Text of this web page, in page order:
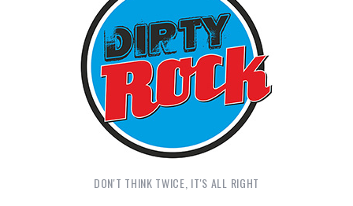
DON'T THINK TWICE, IT'S ALL RIGHT